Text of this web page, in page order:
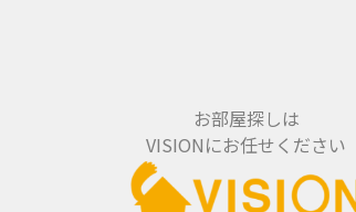
お部屋探しは
VISIONにお任せください